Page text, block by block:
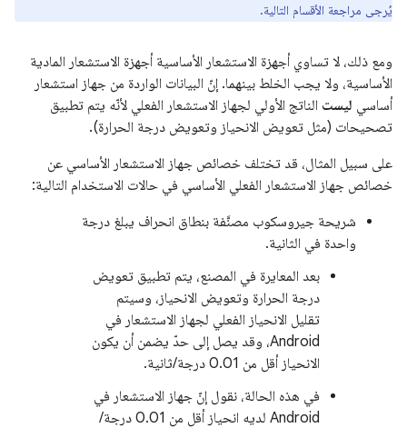
يُرجى مراجعة الأقسام التالية.
ومع ذلك، لا تساوي أجهزة الاستشعار الأساسية أجهزة الاستشعار المادية
الأساسية، ولا يجب الخلط بينهما. إنّ البيانات الواردة من جهاز استشعار
أساسي ليست الناتج الأولي لجهاز الاستشعار الفعلي لأنّه يتم تطبيق
تصحيحات (مثل تعويض الانحياز وتعويض درجة الحرارة).
على سبيل المثال، قد تختلف خصائص جهاز الاستشعار الأساسي عن
خصائص جهاز الاستشعار الفعلي الأساسي في حالات الاستخدام التالية:
شريحة جيروسكوب مصنَّفة بنطاق انحراف يبلغ درجة
واحدة في الثانية.
بعد المعايرة في المصنع، يتم تطبيق تعويض
درجة الحرارة وتعويض الانحياز، وسيتم
تقليل الانحياز الفعلي لجهاز الاستشعار في
Android، وقد يصل إلى حدّ يضمن أن يكون
الانحياز أقل من 0.01 درجة/ثانية.
في هذه الحالة، نقول إنّ جهاز الاستشعار في
Android لديه انحياز أقل من 0.01 درجة/